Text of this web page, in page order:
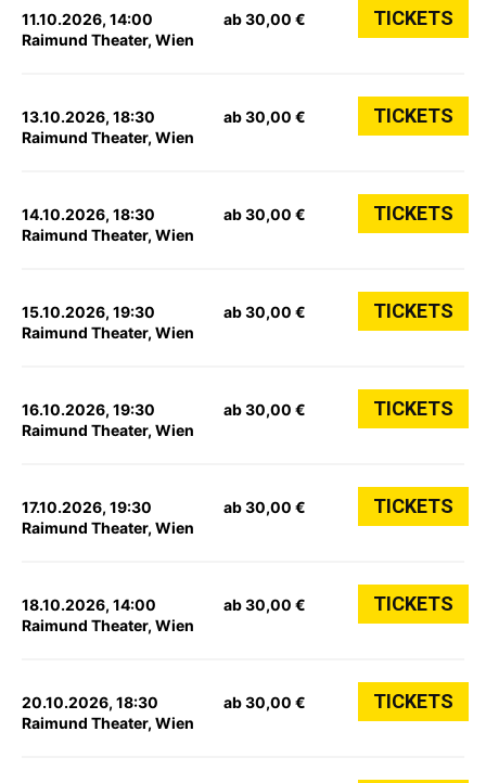
11.10.2026, 14:00
Raimund Theater, Wien
ab 30,00 € TICKETS
13.10.2026, 18:30
Raimund Theater, Wien
ab 30,00 € TICKETS
14.10.2026, 18:30
Raimund Theater, Wien
ab 30,00 € TICKETS
15.10.2026, 19:30
Raimund Theater, Wien
ab 30,00 € TICKETS
16.10.2026, 19:30
Raimund Theater, Wien
ab 30,00 € TICKETS
17.10.2026, 19:30
Raimund Theater, Wien
ab 30,00 € TICKETS
18.10.2026, 14:00
Raimund Theater, Wien
ab 30,00 € TICKETS
20.10.2026, 18:30
Raimund Theater, Wien
ab 30,00 € TICKETS